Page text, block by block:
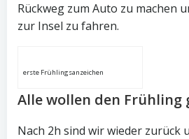
Rückweg zum Auto zu machen
zur Insel zu fahren.
erste Frühlingsanzeichen
Alle wollen den Frühling
Nach 2h sind wir wieder zurück